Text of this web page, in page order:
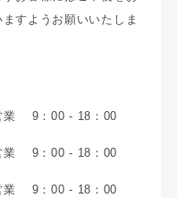
すようお願いいたしま
9：00 - 18：00
9：00 - 18：00
業 9：00 - 18：00